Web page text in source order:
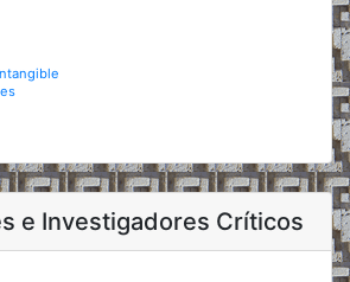
e Investigadores Críticos